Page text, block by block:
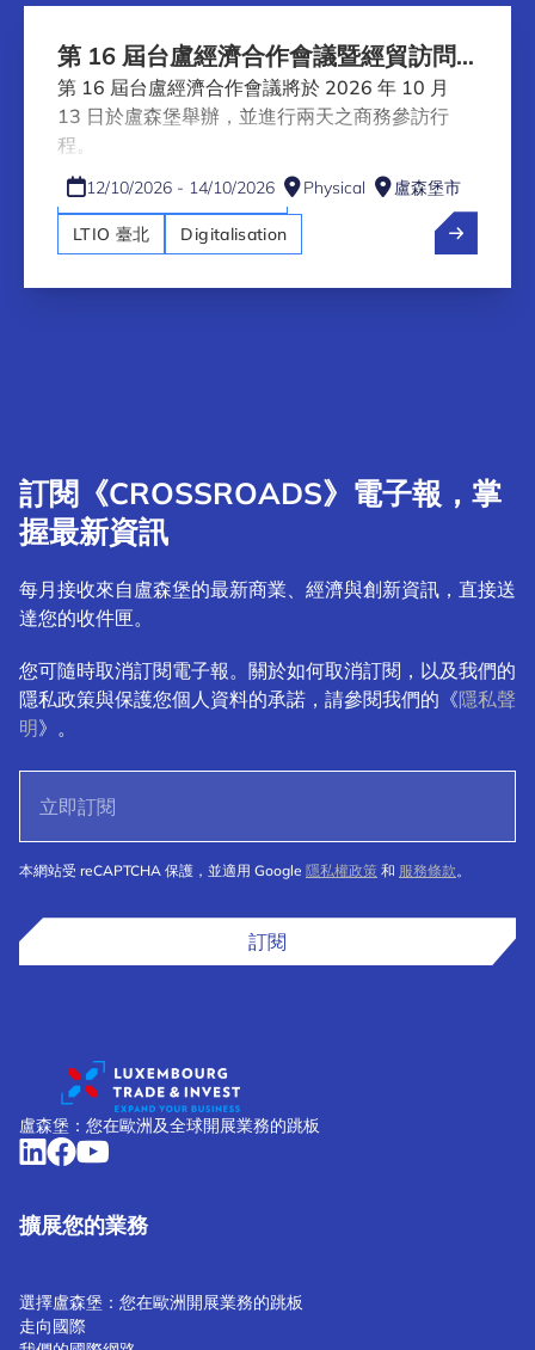
第 16 屆台盧經濟合作會議暨經貿訪問
團
第 16 屆台盧經濟合作會議將於 2026 年 10 月
13 日於盧森堡舉辦，並進行兩天之商務參訪行
程。
12/10/2026 - 14/10/2026 Physical
盧森堡市
EN
LTIO 臺北 Digitalisation
Artificial intelligence (AI)
訂閱《CROSSROADS》電子報，掌
握最新資訊
每月接收來自盧森堡的最新商業、經濟與創新資訊，直接送
達您的收件匣。
您可隨時取消訂閱電子報。關於如何取消訂閱，以及我們的
隱私政策與保護您個人資料的承諾，請參閱我們的《隱私聲
明》。
本網站受 reCAPTCHA 保護，並適用 Google 隱私權政策 和 服務條款。
訂閱
盧森堡：您在歐洲及全球開展業務的跳板
擴展您的業務
選擇盧森堡：您在歐洲開展業務的跳板
走向國際